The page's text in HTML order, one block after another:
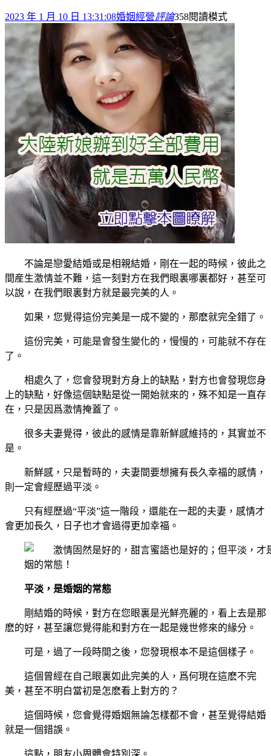
2023 年 1 月 10 日 13:31:08婚姻經營評論358閱讀模式
不論是戀愛結婚或是相親結婚，剛在一起的時候，彼此之
間産生激情並不難，這一刻對方在我們眼裏哪裏都好，甚至可
以說，在我們眼裏對方就是最完美的人。
如果，您覺得這份完美是一成不變的，那麽就完全錯了。
這份完美，可能是會發生變化的，慢慢的，可能就不存在
了。
相處久了，您會發現對方身上的缺點，對方也會發現您身
上的缺點，好像這個缺點是從一開始就來的，殊不知是一直存
在，只是因爲激情掩蓋了。
很多夫妻覺得，彼此的感情是靠新鮮感維持的，其實並不
是。
新鮮感，只是暫時的，夫妻間要想擁有長久幸福的感情，
則一定會經歷過平淡。
只有經歷過“平淡”這一階段，還能在一起的夫妻，感情才
會更加長久，日子也才會過得更加幸福。
平淡，是婚姻的常態
剛結婚的時候，對方在您眼裏是光鮮亮麗的，看上去是那
麽的好，甚至讓您覺得能和對方在一起是幾世修來的緣分。
可是，過了一段時間之後，您發現根本不是這個樣子。
這個曾經在自己眼裏如此完美的人，爲何現在這麽不完
美，甚至不明白當初是怎麽看上對方的？
這個時候，您會覺得婚姻無論怎樣都不會，甚至覺得結婚
就是一個錯誤。